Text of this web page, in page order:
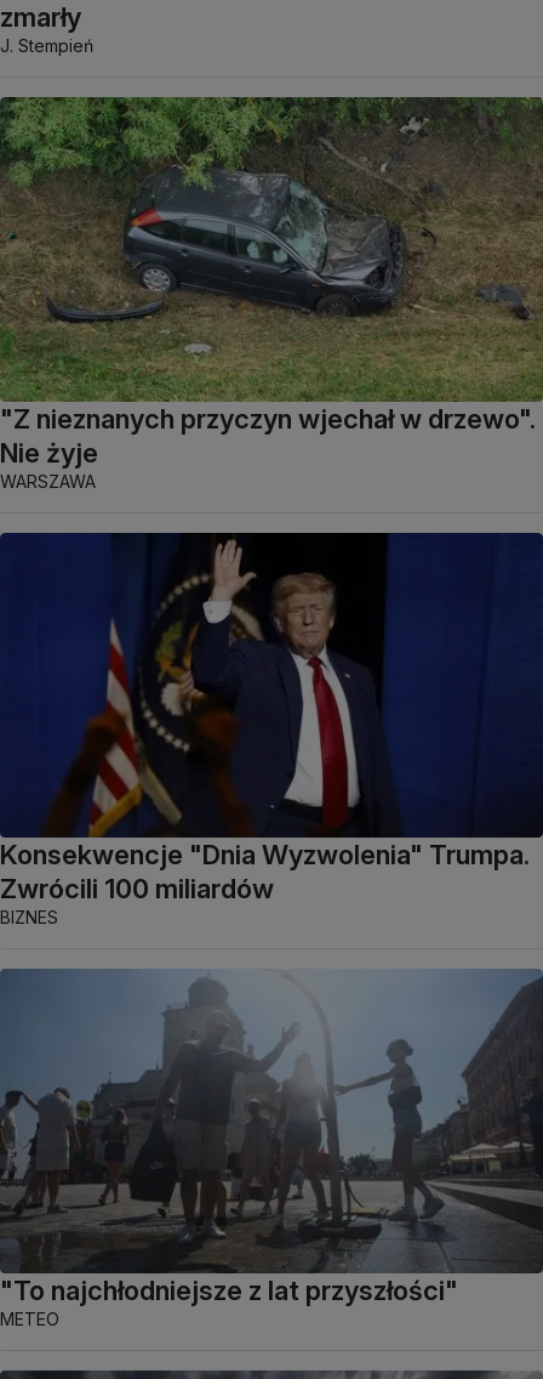
zmarły
J. Stempień
"Z nieznanych przyczyn wjechał w drzewo".
Nie żyje
WARSZAWA
Konsekwencje "Dnia Wyzwolenia" Trumpa.
Zwrócili 100 miliardów
BIZNES
"To najchłodniejsze z lat przyszłości"
METEO